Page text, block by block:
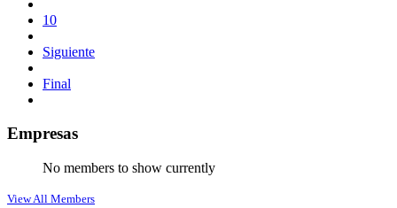
10
Siguiente
Final
Empresas
No members to show currently
View All Members